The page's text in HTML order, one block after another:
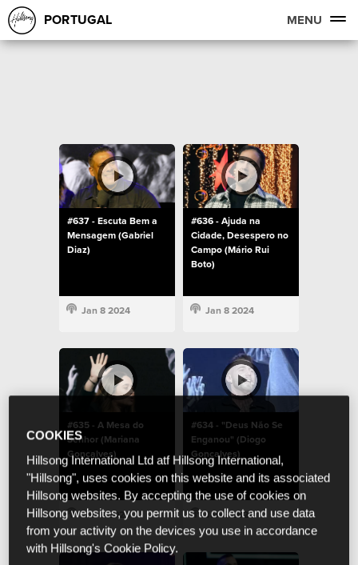
PORTUGAL MENU
#637 - Escuta Bem a
Mensagem (Gabriel
Diaz)
Jan 8 2024
#636 - Ajuda na
Cidade, Desespero no
Campo (Mário Rui
Boto)
Jan 8 2024
#635 - A Mesa do
Senhor (Mariana
Gonçalves)
Jan 8 2024
#634 - "Deus Não Se
Enganou" (Diogo
Gonçalves)
Jan 8 2024
COOKIES
Hillsong International Ltd atf Hillsong International,
"Hillsong", uses cookies on this website and its associated
Hillsong websites. By accepting the use of cookies on
Hillsong websites, you permit us to collect and use data
from your activity on the devices you use in accordance
with Hillsong's Cookie Policy.